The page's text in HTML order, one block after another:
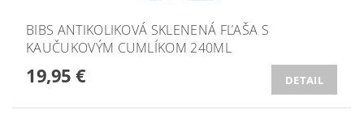
BIBS ANTIKOLIKOVÁ SKLENENÁ FĽAŠA S
KAUČUKOVÝM CUMLÍKOM 240ML
19,95 € DETAIL